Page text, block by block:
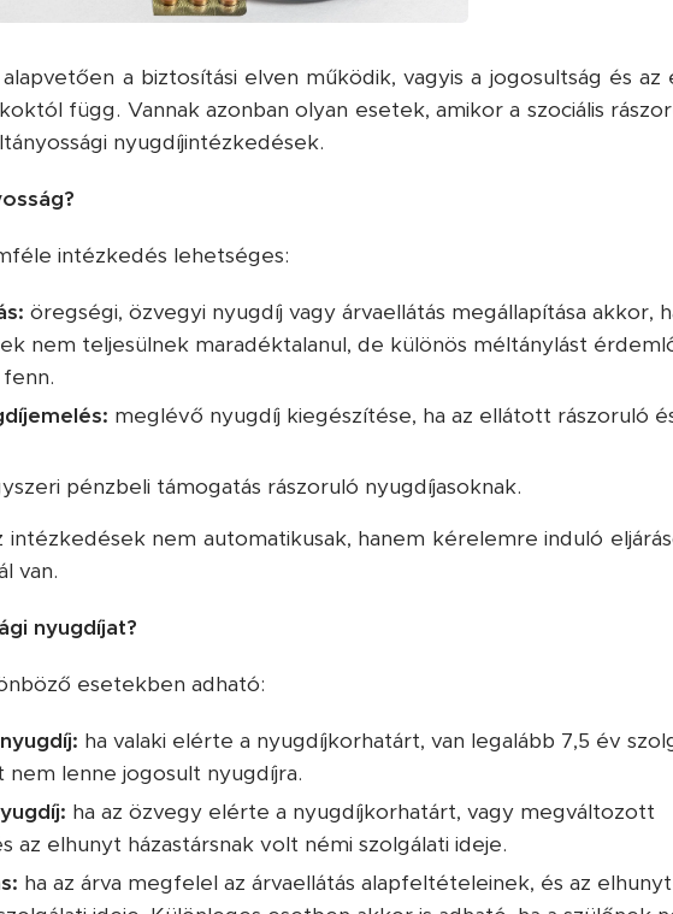
a biztosítási elven működik, vagyis a jogosultság és az
függ. Vannak azonban olyan esetek, amikor a szociális
nyugdíjintézkedések.
intézkedés lehetséges:
öregségi, özvegyi nyugdíj vagy árvaellátás megállapítása akkor,
nem teljesülnek maradéktalanul, de különös méltánylást
meglévő nyugdíj kiegészítése, ha az ellátott rászoruló
pénzbeli támogatás rászoruló nyugdíjasoknak.
nem automatikusak, hanem kérelemre induló
van.
nyugdíjat?
esetekben adható:
ha valaki elérte a nyugdíjkorhatárt, van legalább 7,5 év
lenne jogosult nyugdíjra.
ha az özvegy elérte a nyugdíjkorhatárt, vagy megváltozott
az elhunyt házastársnak volt némi szolgálati ideje.
ha az árva megfelel az árvaellátás alapfeltételeinek, és az elhunyt